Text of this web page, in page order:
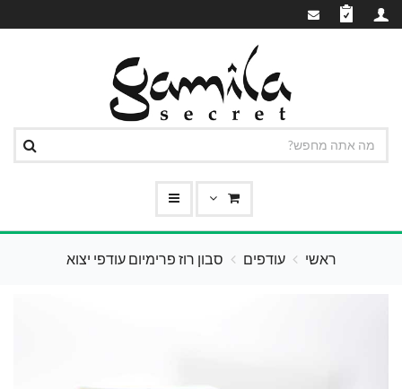
ראשי עודפים סבון רוז פרימיום עודפי יצוא